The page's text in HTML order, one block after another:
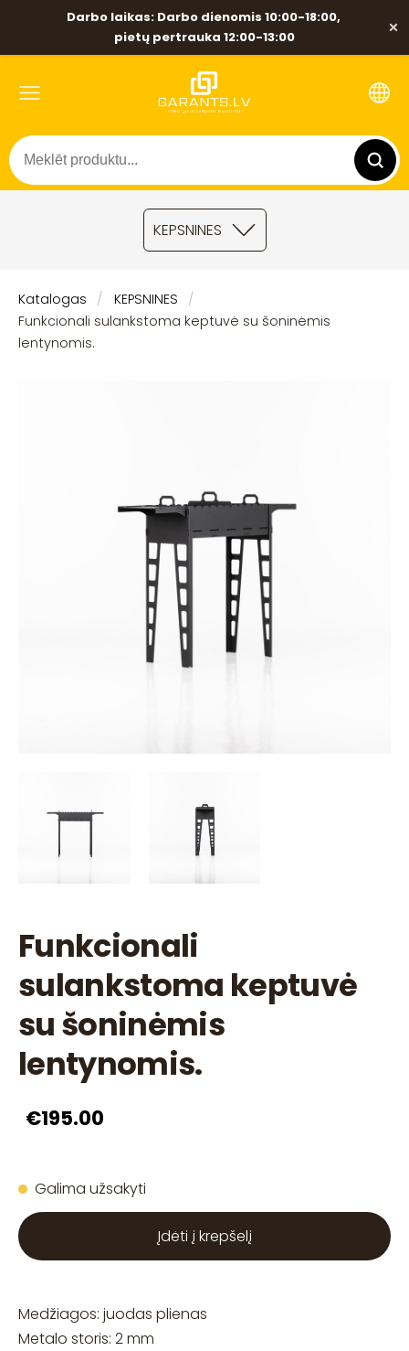
Darbo laikas: Darbo dienomis 10:00-18:00,
pietų pertrauka 12:00-13:00
×
KEPSNINES
Katalogas
KEPSNINES
Funkcionali sulankstoma keptuvė su šoninėmis
lentynomis.
Funkcionali
sulankstoma keptuvė
su šoninėmis
lentynomis.
€195.00
Galima užsakyti
Įdėti į krepšelį
Medžiagos: juodas plienas
Metalo storis: 2 mm